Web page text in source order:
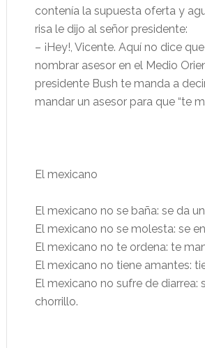
contenía la supuesta oferta y
risa le dijo al señor presidente:
– ¡Hey!, Vicente. Aquí no dice
nombrar asesor en el Medio
presidente Bush te manda a
mandar un asesor para que “te
El mexicano
El mexicano no se baña: se da
El mexicano no se molesta: se
El mexicano no te ordena: te
El mexicano no tiene amantes:
El mexicano no sufre de diarrea:
chorrillo.